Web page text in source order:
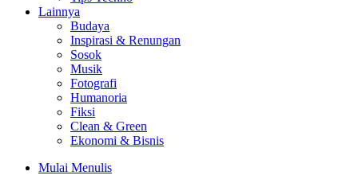
Lainnya
Budaya
Inspirasi & Renungan
Sosok
Musik
Fotografi
Humanoria
Fiksi
Clean & Green
Ekonomi & Bisnis
Mulai Menulis